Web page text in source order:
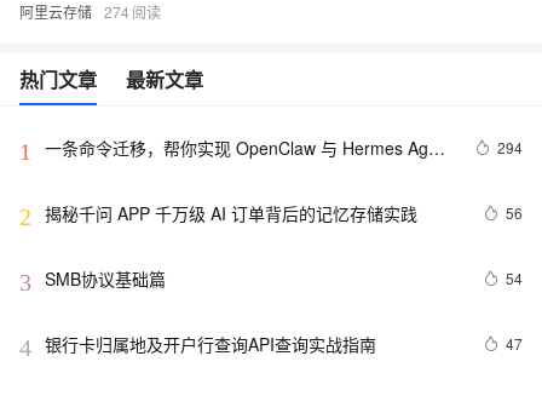
阿里云存储 274
热门文章 最新文章
1 一条命令迁移，帮你实现 OpenClaw 与 Hermes Agent
294
2 揭秘千问 APP 千万级 AI 订单背后的记忆存储实践 56
3 SMB协议基础篇 54
4 银行卡归属地及开户行查询API查询实战指南 47